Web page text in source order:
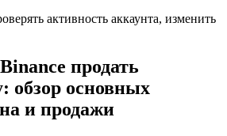
активность аккаунта, изменить
продать
обзор основных
и продажи